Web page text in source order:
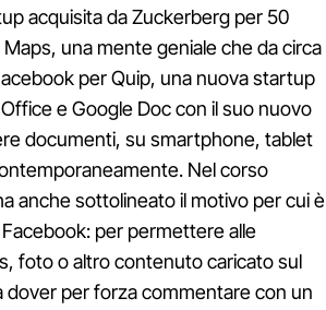
acquisita da Zuckerberg per 50
una mente geniale che da circa
per Quip, una nuova startup
e Google Doc con il suo nuovo
documenti, su smartphone, tablet
Nel corso
anche sottolineato il motivo per cui è
per permettere alle
foto o altro contenuto caricato sul
per forza commentare con un